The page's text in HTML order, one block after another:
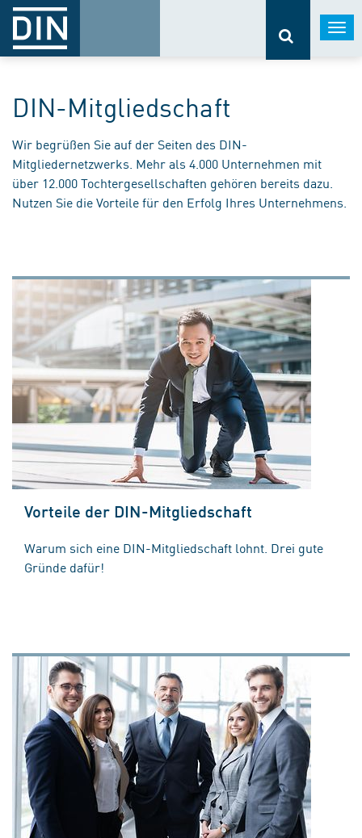
DIN-Mitgliedschaft
Wir begrüßen Sie auf der Seiten des DIN-
Mitgliedernetzwerks. Mehr als 4.000 Unternehmen mit
über 12.000 Tochtergesellschaften gehören bereits dazu.
Nutzen Sie die Vorteile für den Erfolg Ihres Unternehmens.
Vorteile der DIN-Mitgliedschaft
Warum sich eine DIN-Mitgliedschaft lohnt. Drei gute
Gründe dafür!